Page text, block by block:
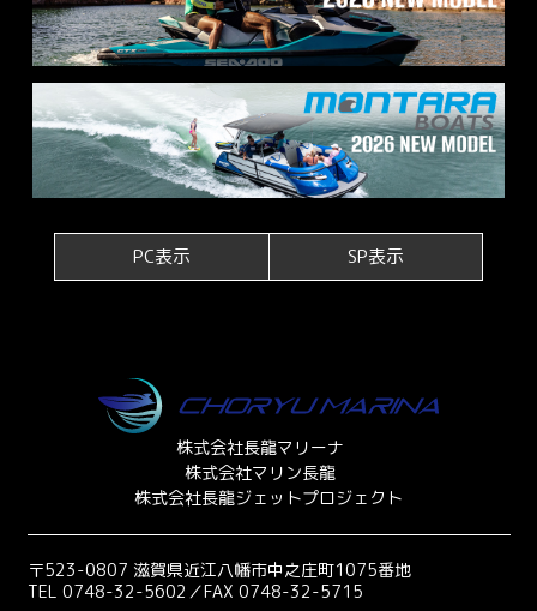
PC表示 SP表示
株式会社長龍マリーナ
株式会社マリン長龍
株式会社長龍ジェットプロジェクト
〒523-0807 滋賀県近江八幡市中之庄町1075番地
TEL 0748-32-5602／FAX 0748-32-5715